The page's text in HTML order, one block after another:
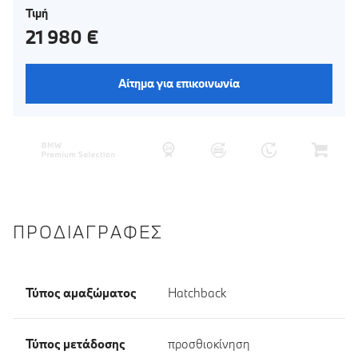
Τιμή
21 980 €
Αίτημα για επικοινωνία
ΠΡΟΔΙΑΓΡΑΦΈΣ
Τύπος αμαξώματος Hatchback
Τύπος μετάδοσης
προσθιοκίνηση